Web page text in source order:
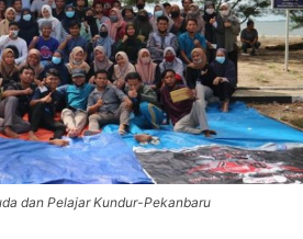
dan Pelajar Kundur-Pekanbaru